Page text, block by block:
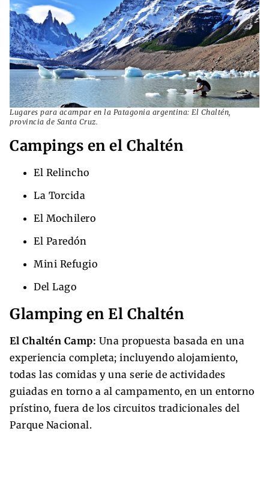
Lugares para acampar en la Patagonia argentina: El Chaltén,
provincia de Santa Cruz.
Campings en el Chaltén
El Relincho
La Torcida
El Mochilero
El Paredón
Mini Refugio
Del Lago
Glamping en El Chaltén
El Chaltén Camp: Una propuesta basada en una
experiencia completa; incluyendo alojamiento,
todas las comidas y una serie de actividades
guiadas en torno a al campamento, en un entorno
prístino, fuera de los circuitos tradicionales del
Parque Nacional.